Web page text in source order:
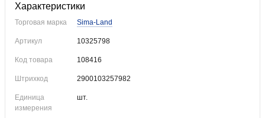
Характеристики
Торговая марка Sima-Land
Артикул 10325798
Код товара 108416
Штрихкод 2900103257982
Единица
измерения
шт.